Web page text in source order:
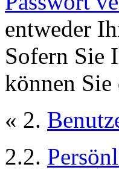
entweder
Sofern Sie
können
« 2.
2.2.